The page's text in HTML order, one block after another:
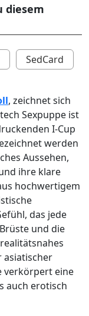
diesem
SedCard
, zeichnet sich
Sexpuppe ist
I-Cup
werden
Aussehen,
ihre klare
hochwertigem
das jede
und die
asiatischer
verkörpert eine
auch erotisch